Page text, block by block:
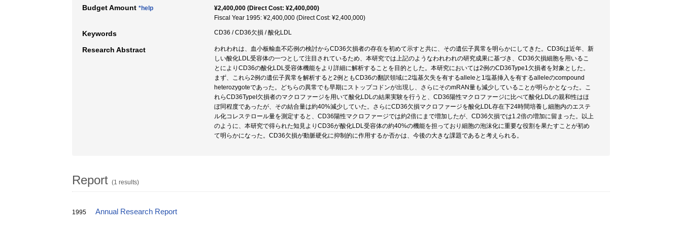
Budget Amount *help
¥2,400,000 (Direct Cost: ¥2,400,000)
Fiscal Year 1995: ¥2,400,000 (Direct Cost: ¥2,400,000)
Keywords CD36 / CD36欠損 / 酸化LDL
Research Abstract
われわれは、血小板輸血不応例の検討からCD36欠損者の存在を初めて示すと共に、その遺伝子異常を明らかにしてきた。CD36は近年、新
しい酸化LDL受容体の一つとして注目されているため、本研究では上記のようなわれわれの研究成果に基づき、CD36欠損細胞を用いるこ
とによりCD36の酸化LDL受容体機能をより詳細に解析することを目的とした。本研究においては2例のCD36Type1欠損者を対象とした。
まず、これら2例の遺伝子異常を解析すると2例ともCD36の翻訳領域に2塩基欠失を有するalleleと1塩基挿入を有するalleleのcompound
heterozygoteであった。どちらの異常でも早期にストップコドンが出現し、さらにそのmRAN量も減少していることが明らかとなった。こ
れらCD36TypeI欠損者のマクロファージを用いて酸化LDLの結果実験を行うと、CD36陽性マクロファージに比べて酸化LDLの親和性はほ
ぼ同程度であったが、その結合量は約40%減少していた。さらにCD36欠損マクロファージを酸化LDL存在下24時間培養し細胞内のエステ
ル化コレステロール量を測定すると、CD36陽性マクロファージでは約2倍にまで増加したが、CD36欠損では1.2倍の増加に留まった。以上
のように、本研究で得られた知見よりCD36が酸化LDL受容体の約40%の機能を担っており細胞の泡沫化に重要な役割を果たすことが初め
て明らかになった。CD36欠損が動脈硬化に抑制的に作用するか否かは、今後の大きな課題であると考えられる。
Report (1 results)
1995 Annual Research Report